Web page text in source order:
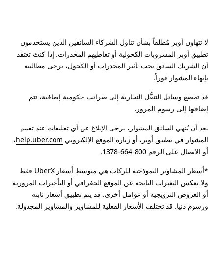
لا تتهاون أوبر مُطلقاً بشأن تناول الشركاء السائقين الذين يستخدمون
تطبيق أوبر المشروبات الكحولية أو تعاطيهم المخدرات. إذا كنتَ تعتقد
أن الشريك السائق تحت تأثير المخدرات أو الكحول، يرجى مطالبته
بإنهاء المشوار فوراً.
قد تخضع وسائل التنقُّل التجارية إلى ضرائب حكومية إضافية، تتم
إضافتها إلى رسوم المرور.
بعد أن يُنهي السائق المشوار، يرجى الإبلاغ عن أي تعليقات عند تقييم
المشوار في تطبيق أوبر، أو زيارة الموقع الإلكتروني help.uber.com،
أو الاتصال على الرقم 800-664-1378.
*أسعار المشاوير النموذجية للركاب هي متوسط أسعار UberX فقط
ولا تعكس التغيرات الناتجة عن الموقع الجغرافي أو التأخيرات المرورية
أو العروض الترويجية أو عوامل أخرى. قد يتم تطبيق أسعار ثابتة
ورسوم دنيا. قد تختلف الأسعار الفعلية للمشاوير والمشاوير المجدولة.